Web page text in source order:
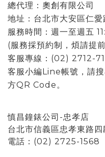
總代理：奧創有限公司
地址：台北市大安區仁
服務時間：週一至週五
(服務採預約制，煩請提
客服專線：(02) 2712-
客服小編Line帳號，請
方QR Code。
慎昌鐘錶公司-忠孝店
台北市信義區忠孝東路
電話：(02) 2725-1568